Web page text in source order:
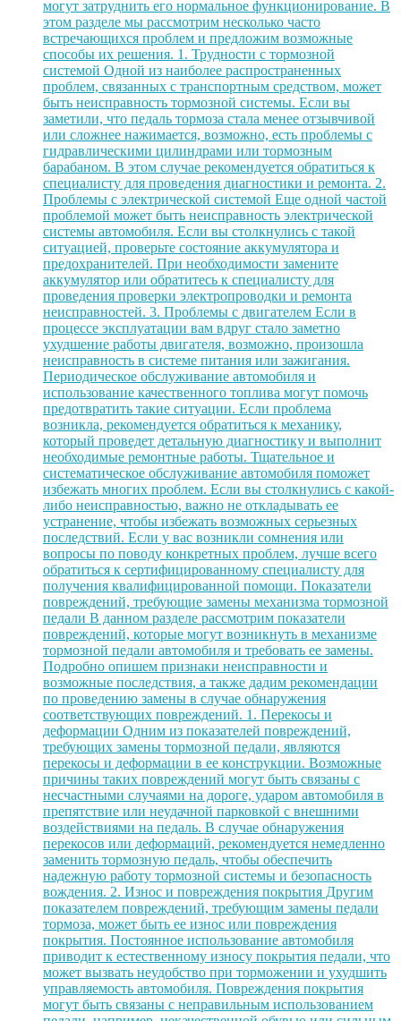
могут затруднить его нормальное функционирование. В
этом разделе мы рассмотрим несколько часто
встречающихся проблем и предложим возможные
способы их решения. 1. Трудности с тормозной
системой Одной из наиболее распространенных
проблем, связанных с транспортным средством, может
быть неисправность тормозной системы. Если вы
заметили, что педаль тормоза стала менее отзывчивой
или сложнее нажимается, возможно, есть проблемы с
гидравлическими цилиндрами или тормозным
барабаном. В этом случае рекомендуется обратиться к
специалисту для проведения диагностики и ремонта. 2.
Проблемы с электрической системой Еще одной частой
проблемой может быть неисправность электрической
системы автомобиля. Если вы столкнулись с такой
ситуацией, проверьте состояние аккумулятора и
предохранителей. При необходимости замените
аккумулятор или обратитесь к специалисту для
проведения проверки электропроводки и ремонта
неисправностей. 3. Проблемы с двигателем Если в
процессе эксплуатации вам вдруг стало заметно
ухудшение работы двигателя, возможно, произошла
неисправность в системе питания или зажигания.
Периодическое обслуживание автомобиля и
использование качественного топлива могут помочь
предотвратить такие ситуации. Если проблема
возникла, рекомендуется обратиться к механику,
который проведет детальную диагностику и выполнит
необходимые ремонтные работы. Тщательное и
систематическое обслуживание автомобиля поможет
избежать многих проблем. Если вы столкнулись с какой-
либо неисправностью, важно не откладывать ее
устранение, чтобы избежать возможных серьезных
последствий. Если у вас возникли сомнения или
вопросы по поводу конкретных проблем, лучше всего
обратиться к сертифицированному специалисту для
получения квалифицированной помощи. Показатели
повреждений, требующие замены механизма тормозной
педали В данном разделе рассмотрим показатели
повреждений, которые могут возникнуть в механизме
тормозной педали автомобиля и требовать ее замены.
Подробно опишем признаки неисправности и
возможные последствия, а также дадим рекомендации
по проведению замены в случае обнаружения
соответствующих повреждений. 1. Перекосы и
деформации Одним из показателей повреждений,
требующих замены тормозной педали, являются
перекосы и деформации в ее конструкции. Возможные
причины таких повреждений могут быть связаны с
несчастными случаями на дороге, ударом автомобиля в
препятствие или неудачной парковкой с внешними
воздействиями на педаль. В случае обнаружения
перекосов или деформаций, рекомендуется немедленно
заменить тормозную педаль, чтобы обеспечить
надежную работу тормозной системы и безопасность
вождения. 2. Износ и повреждения покрытия Другим
показателем повреждений, требующим замены педали
тормоза, может быть ее износ или повреждения
покрытия. Постоянное использование автомобиля
приводит к естественному износу покрытия педали, что
может вызвать неудобство при торможении и ухудшить
управляемость автомобиля. Повреждения покрытия
могут быть связаны с неправильным использованием